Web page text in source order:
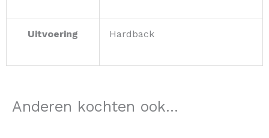
Uitvoering Hardback
Anderen kochten ook...